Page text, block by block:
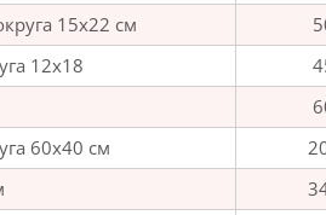
15х22 см
12х18
60х40 см